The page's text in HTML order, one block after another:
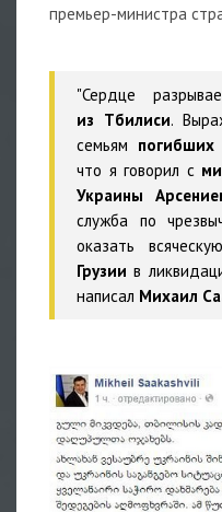
премьер-министра
"Сердце
из Тбилиси.
семьям
что я говорил с
Украины
служба по
оказать
Грузии в
написал Михаил